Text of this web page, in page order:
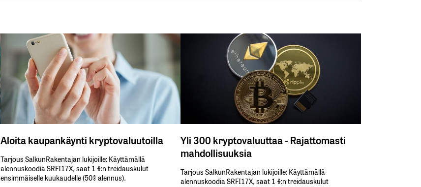
Aloita kaupankäynti kryptovaluutoilla
Tarjous SalkunRakentajan lukijoille: Käyttämällä​ ​
alennuskoodia​ ​SRFI17X,​ ​saat​ ​1 %:n treidauskulut​ ​
ensimmäiselle​ ​kuukaudelle​ ​(50%​ ​alennus).
Yli 300 kryptovaluuttaa - Rajattomasti
mahdollisuuksia
Tarjous SalkunRakentajan lukijoille: Käyttämällä​ ​
alennuskoodia​ ​SRFI17X,​ ​saat​ ​1 %:n treidauskulut​ ​